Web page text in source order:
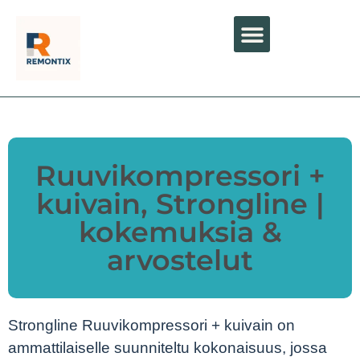
Ruuvikompressori +
kuivain, Strongline |
kokemuksia &
arvostelut
Strongline Ruuvikompressori + kuivain on
ammattilaiselle suunniteltu kokonaisuus, jossa